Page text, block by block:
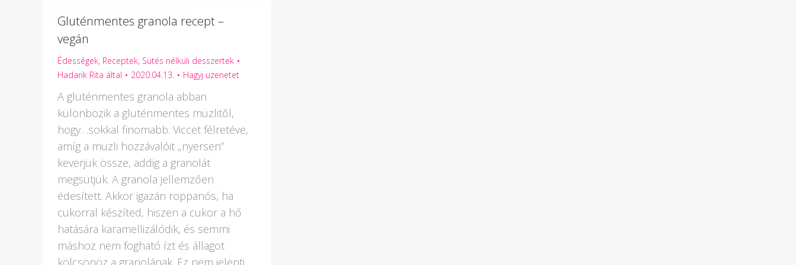
Gluténmentes granola recept –
vegán
Édességek, Receptek, Sütés nélküli desszertek
Hadarik Rita által 2020.04.13. Hagyj üzenetet
A gluténmentes granola abban
különbözik a gluténmentes müzlitől,
hogy…sokkal finomabb. Viccet félretéve,
amíg a müzli hozzávalóit „nyersen”
keverjük össze, addig a granolát
megsütjük. A granola jellemzően
édesített. Akkor igazán roppanós, ha
cukorral készíted, hiszen a cukor a hő
hatására karamellizálódik, és semmi
máshoz nem fogható ízt és állagot
kölcsönöz a granolának. Ez nem jelenti